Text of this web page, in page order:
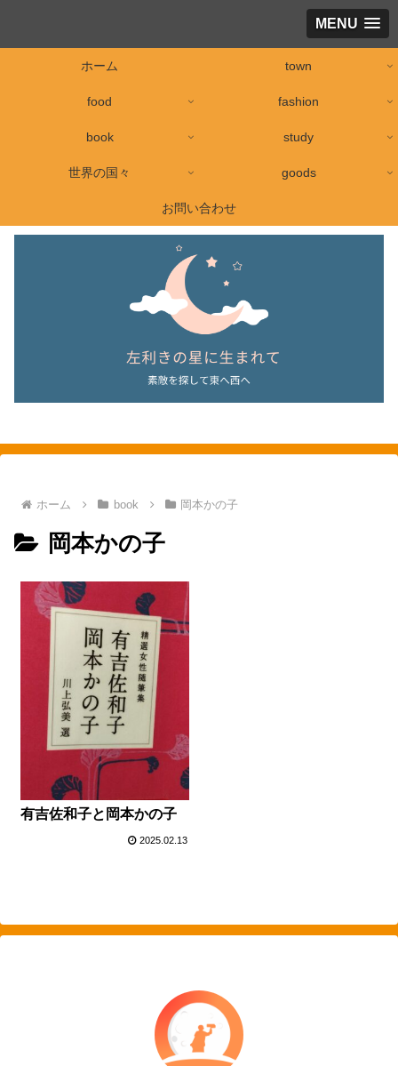
MENU
ホーム town
food fashion
book study
世界の国々 goods
お問い合わせ
ホーム book 岡本かの子
岡本かの子
有吉佐和子と岡本かの子
2025.02.13